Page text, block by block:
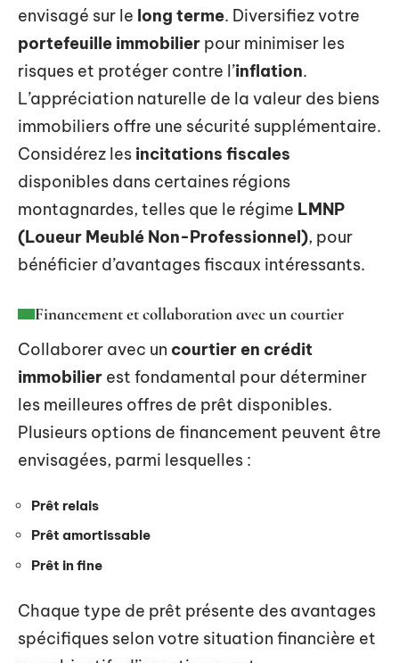
envisagé sur le long terme. Diversifiez votre
portefeuille immobilier pour minimiser les
risques et protéger contre l’inflation.
L’appréciation naturelle de la valeur des biens
immobiliers offre une sécurité supplémentaire.
Considérez les incitations fiscales
disponibles dans certaines régions
montagnardes, telles que le régime LMNP
(Loueur Meublé Non-Professionnel), pour
bénéficier d’avantages fiscaux intéressants.
Financement et collaboration avec un courtier
Collaborer avec un courtier en crédit
immobilier est fondamental pour déterminer
les meilleures offres de prêt disponibles.
Plusieurs options de financement peuvent être
envisagées, parmi lesquelles :
Prêt relais
Prêt amortissable
Prêt in fine
Chaque type de prêt présente des avantages
spécifiques selon votre situation financière et